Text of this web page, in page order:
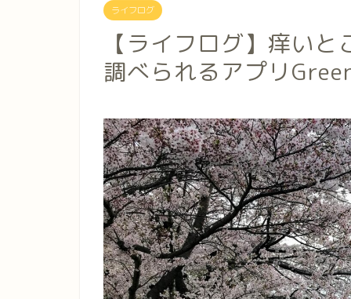
ライフログ
【ライフログ】痒い
調べられるアプリ